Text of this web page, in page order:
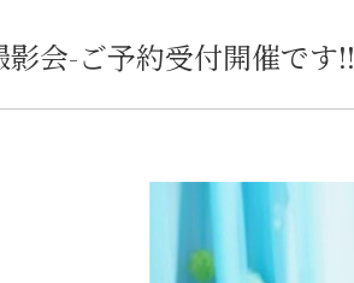
会-ご予約受付開催です!!